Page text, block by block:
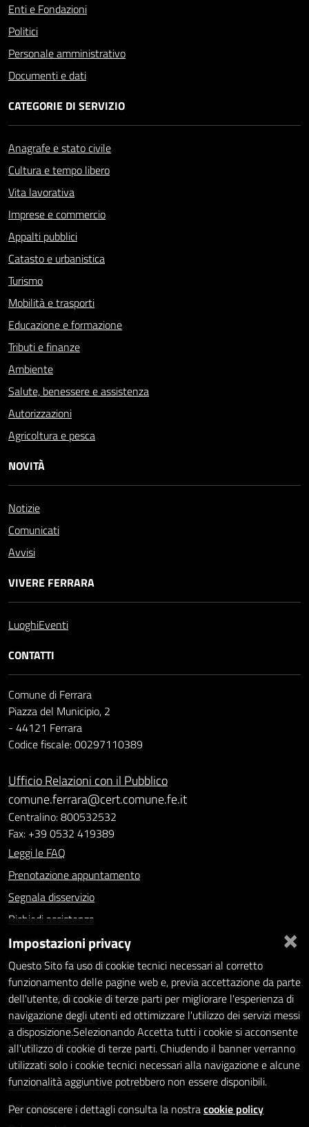
Enti e Fondazioni
Politici
Personale amministrativo
Documenti e dati
CATEGORIE DI SERVIZIO
Anagrafe e stato civile
Cultura e tempo libero
Vita lavorativa
Imprese e commercio
Appalti pubblici
Catasto e urbanistica
Turismo
Mobilità e trasporti
Educazione e formazione
Tributi e finanze
Ambiente
Salute, benessere e assistenza
Autorizzazioni
Agricoltura e pesca
NOVITÀ
Notizie
Comunicati
Avvisi
VIVERE FERRARA
LuoghiEventi
CONTATTI
Comune di Ferrara
Piazza del Municipio, 2
- 44121 Ferrara
Codice fiscale: 00297110389
Ufficio Relazioni con il Pubblico
comune.ferrara@cert.comune.fe.it
Centralino: 800532532
Fax: +39 0532 419389
Leggi le FAQ
Prenotazione appuntamento
Segnala disservizio
Richiedi assistenza
Statistiche dei Siti web
Intranet - accesso riservato
Amministrazione trasparente
Informativa privacy
Social Media Policy
Note legali
Dichiarazione di accessibilità
Whistleblowing
×
Impostazioni privacy
Questo Sito fa uso di cookie tecnici necessari al corretto
funzionamento delle pagine web e, previa accettazione da parte
dell'utente, di cookie di terze parti per migliorare l'esperienza di
navigazione degli utenti ed ottimizzare l'utilizzo dei servizi messi
a disposizione.Selezionando Accetta tutti i cookie si acconsente
all'utilizzo di cookie di terze parti. Chiudendo il banner verranno
utilizzati solo i cookie tecnici necessari alla navigazione e alcune
funzionalità aggiuntive potrebbero non essere disponibili.
Per conoscere i dettagli consulta la nostracookie policy